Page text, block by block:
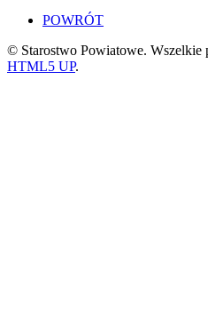
POWRÓT
© Starostwo Powiatowe. Wszelkie
HTML5 UP.